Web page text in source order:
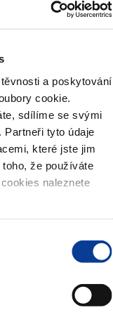
a poskytování
cookie.
sdílíme se svými
Partneři tyto údaje
které jste jim
že používáte
naleznete
0,2 -1,5
451 444
Sb., o penzijním
uzavírat jen do